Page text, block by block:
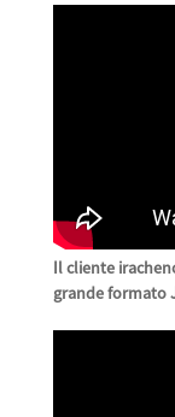
Il cliente
grande formato